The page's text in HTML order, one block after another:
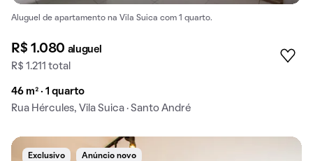
Aluguel de apartamento na Vila Suica com 1 quarto.
R$ 1.080 aluguel
R$ 1.211 total
46 m² · 1 quarto
Rua Hércules, Vila Suica · Santo André
Exclusivo Anúncio novo